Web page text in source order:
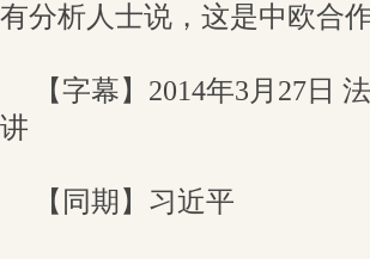
有分析人士说，这是中欧合
【字幕】2014年3月27日
讲
【同期】习近平